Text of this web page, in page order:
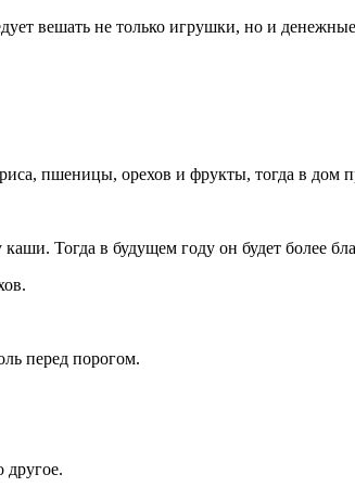
вешать не только игрушки, но и
пшеницы, орехов и фрукты, тогда в дом
Тогда в будущем году он будет более
перед порогом.
другое.